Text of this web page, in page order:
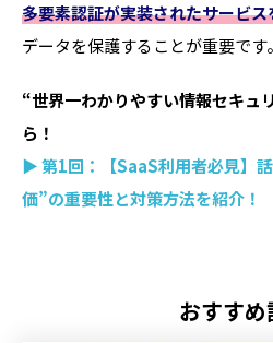
多要素認証が実装されたサービ
データを保護することが重要です。
“世界一わかりやすい情報セキュ
ら！
▶ 第1回：【SaaS利用者必見】
価”の重要性と対策方法を紹介！
おすす